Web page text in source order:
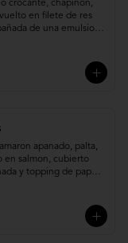
crocante, chapiñon,
en filete de res
de una emulsion
apanado, palta,
en salmon, cubierto
y topping de papa